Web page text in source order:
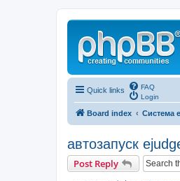
Quick links
FAQ
Login
Board index Система
автозапуск
Post Reply